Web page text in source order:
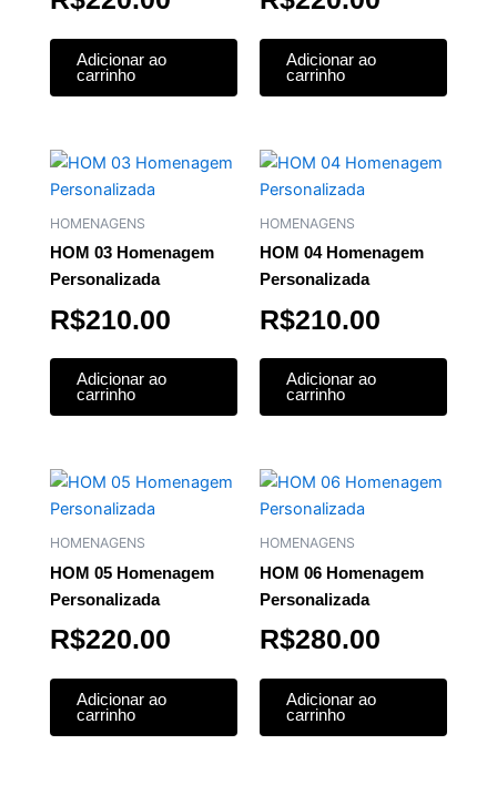
Adicionar ao
carrinho
Adicionar ao
carrinho
HOMENAGENS
HOM 03 Homenagem
Personalizada
R$210.00
Adicionar ao
carrinho
HOMENAGENS
HOM 04 Homenagem
Personalizada
R$210.00
Adicionar ao
carrinho
HOMENAGENS
HOM 05 Homenagem
Personalizada
R$220.00
Adicionar ao
carrinho
HOMENAGENS
HOM 06 Homenagem
Personalizada
R$280.00
Adicionar ao
carrinho